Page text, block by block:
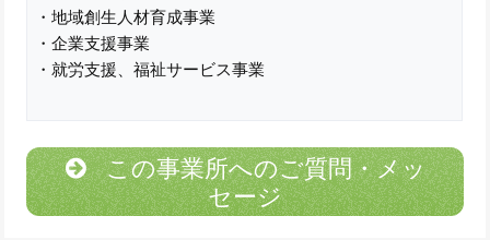
・地域創生人材育成事業
・企業支援事業
・就労支援、福祉サービス事業
この事業所へのご質問・メッ
セージ